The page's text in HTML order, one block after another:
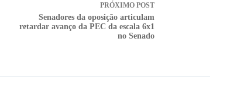
PRÓXIMO POST
Senadores da oposição articulam
retardar avanço da PEC da escala 6x1
no Senado